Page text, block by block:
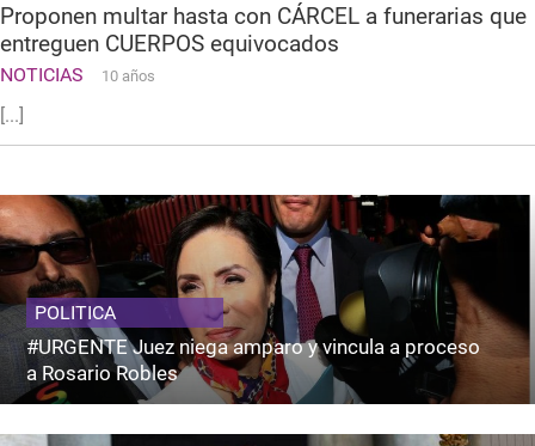
Proponen multar hasta con CÁRCEL a funerarias que
entreguen CUERPOS equivocados
NOTICIAS 10 años
[...]
POLITICA
#URGENTE Juez niega amparo y vincula a proceso
a Rosario Robles